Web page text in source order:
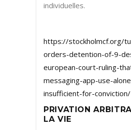
individuelles.
https://stockholmcf.org/
orders-detention-of-9-
european-court-ruling-
messaging-app-use-
insufficient-for-conviction/
PRIVATION
LA VIE